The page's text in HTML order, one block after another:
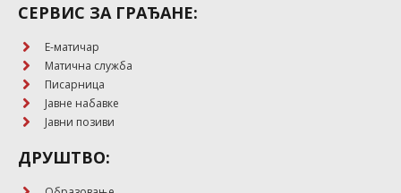
СЕРВИС ЗА ГРАЂАНЕ:
E-матичар
Матична служба
Писарница
Јавне набавке
Јавни позиви
ДРУШТВО: